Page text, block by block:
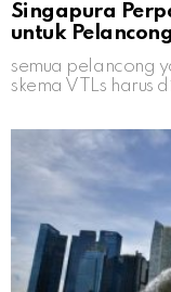
Singapura
untuk
semua pelancong
skema VTLs harus